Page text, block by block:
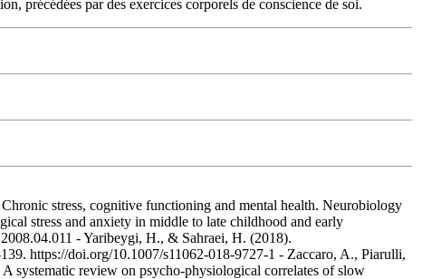
précédées par des exercices corporels de conscience de soi.
stress, cognitive functioning and mental health. Neurobiology
stress and anxiety in middle to late childhood and early
- Yaribeygi, H., & Sahraei, H. (2018).
https://doi.org/10.1007/s11062-018-9727-1 - Zaccaro, A., Piarulli,
review on psycho-physiological correlates of slow